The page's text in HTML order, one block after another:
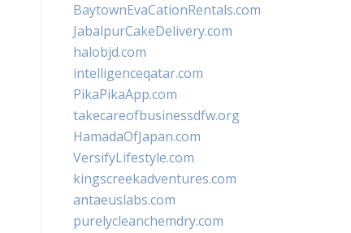
BaytownEvaCationRentals.com
JabalpurCakeDelivery.com
halobjd.com
intelligenceqatar.com
PikaPikaApp.com
takecareofbusinessdfw.org
HamadaOfJapan.com
VersifyLifestyle.com
kingscreekadventures.com
antaeuslabs.com
purelycleanchemdry.com